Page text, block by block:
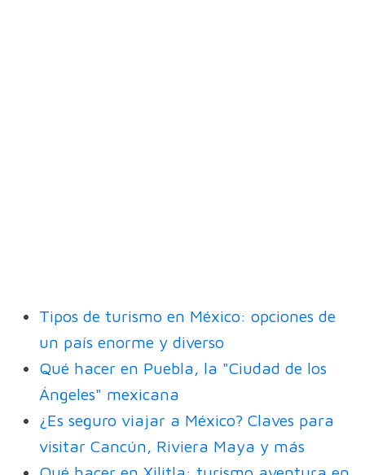
Tipos de turismo en México: opciones de
un país enorme y diverso
Qué hacer en Puebla, la "Ciudad de los
Ángeles" mexicana
¿Es seguro viajar a México? Claves para
visitar Cancún, Riviera Maya y más